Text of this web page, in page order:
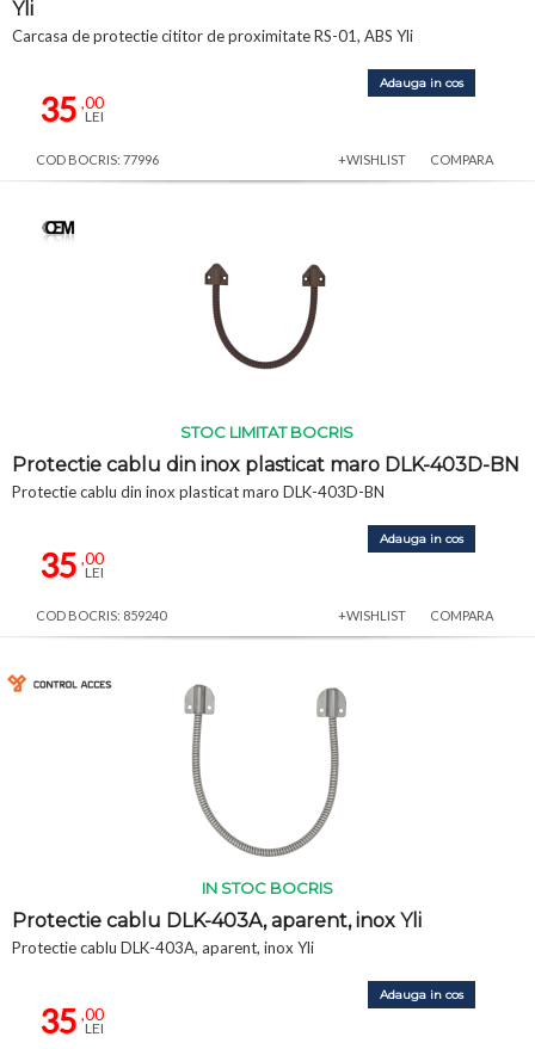
Yli
Carcasa de protectie cititor de proximitate RS-01, ABS Yli
35 ,00
LEI
Adauga in cos
COD BOCRIS: 77996 +WISHLIST COMPARA
STOC LIMITAT BOCRIS
Protectie cablu din inox plasticat maro DLK-403D-BN
Protectie cablu din inox plasticat maro DLK-403D-BN
35 ,00
LEI
Adauga in cos
COD BOCRIS: 859240 +WISHLIST COMPARA
IN STOC BOCRIS
Protectie cablu DLK-403A, aparent, inox Yli
Protectie cablu DLK-403A, aparent, inox Yli
35 ,00
LEI
Adauga in cos